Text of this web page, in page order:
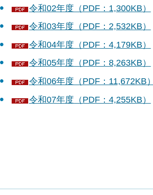
令和02年度（PDF：1,300KB）
令和03年度（PDF：2,532KB）
令和04年度（PDF：4,179KB）
令和05年度（PDF：8,263KB）
令和06年度（PDF：11,672KB）
令和07年度（PDF：4,255KB）